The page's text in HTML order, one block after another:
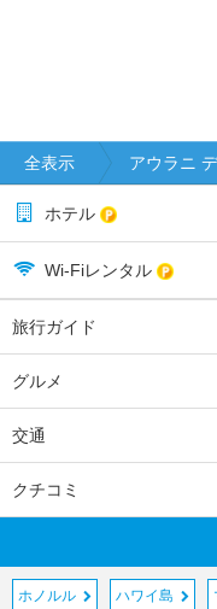
全表示 アウラニ
ホテル
Wi-Fiレンタル
旅行ガイド
グルメ
交通
クチコミ
ホノルル ハワイ島